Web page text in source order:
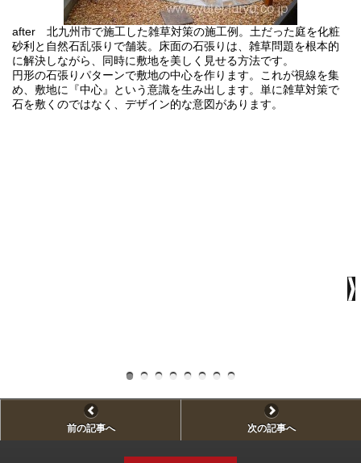
after 北九州市で施工した雑草対策の施工例。土だった庭を化粧
砂利と自然石乱張りで舗装。床面の石張りは、雑草問題を根本的
に解決しながら、同時に敷地を美しく見せる方法です。
円形の石張りパターンで敷地の中心を作ります。これが視線を集
め、敷地に『中心』という意識を生み出します。単に雑草対策で
石を敷くのではなく、デザイン的な意図があります。
前の記事へ 次の記事へ